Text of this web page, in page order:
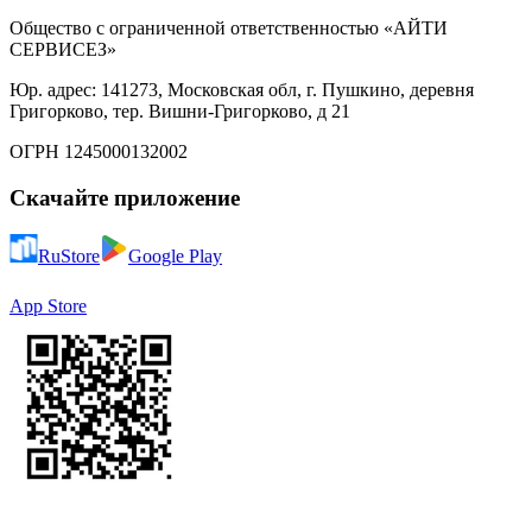
Общество с ограниченной ответственностью «АЙТИ
СЕРВИСЕЗ»
Юр. адрес: 141273, Московская обл, г. Пушкино, деревня
Григорково, тер. Вишни-Григорково, д 21
ОГРН 1245000132002
Скачайте приложение
RuStore Google Play
App Store